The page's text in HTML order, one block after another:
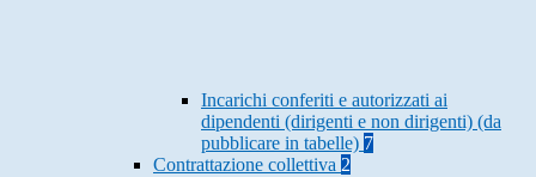
Incarichi conferiti e autorizzati ai
dipendenti (dirigenti e non dirigenti) (da
pubblicare in tabelle) 7
Contrattazione collettiva 2